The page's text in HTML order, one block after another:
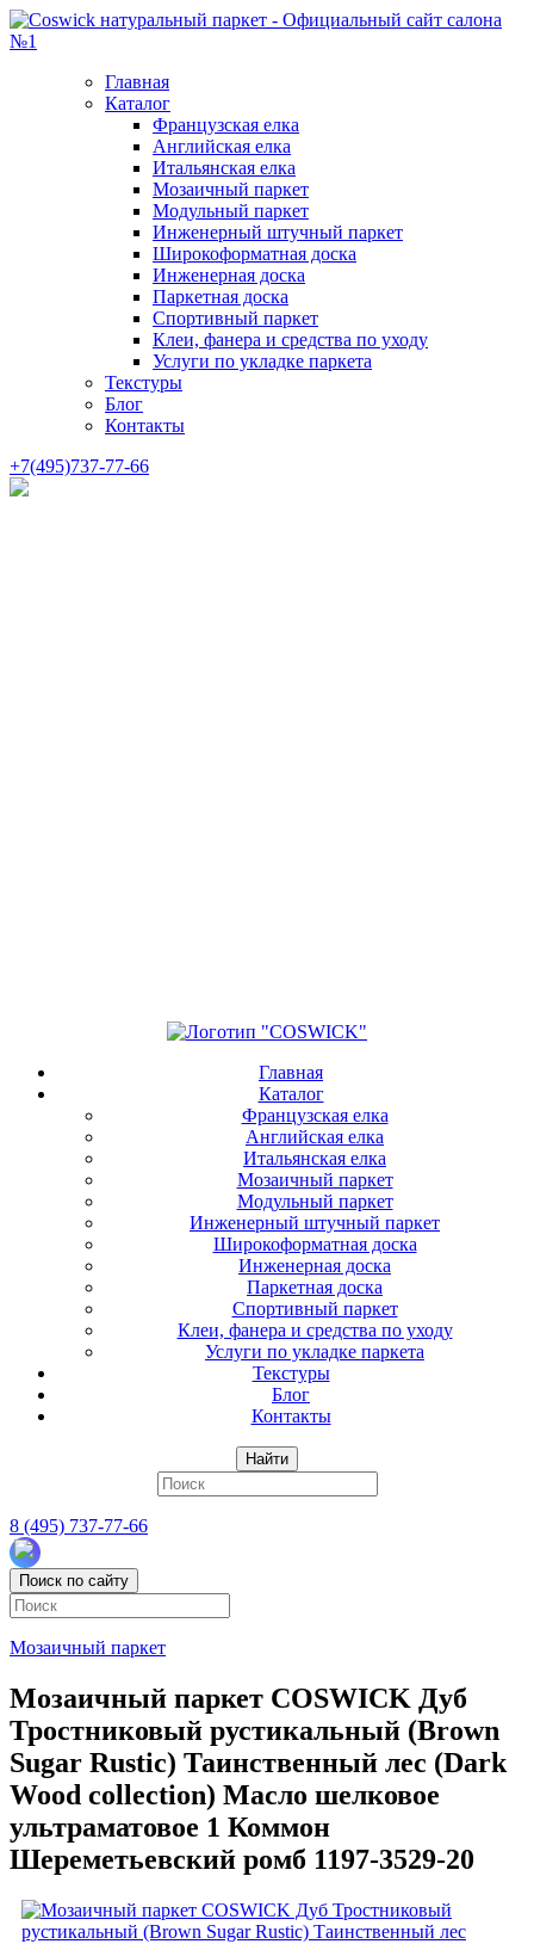
Главная
Каталог
Французская елка
Английская елка
Итальянская елка
Мозаичный паркет
Модульный паркет
Инженерный штучный паркет
Широкоформатная доска
Инженерная доска
Паркетная доска
Спортивный паркет
Клеи, фанера и средства по уходу
Услуги по укладке паркета
Текстуры
Блог
Контакты
+7(495)737-77-66
Главная
Каталог
Французская елка
Английская елка
Итальянская елка
Мозаичный паркет
Модульный паркет
Инженерный штучный паркет
Широкоформатная доска
Инженерная доска
Паркетная доска
Спортивный паркет
Клеи, фанера и средства по уходу
Услуги по укладке паркета
Текстуры
Блог
Контакты
Найти
8 (495) 737-77-66
Поиск по сайту
Мозаичный паркет
Мозаичный паркет COSWICK Дуб
Тростниковый рустикальный (Brown
Sugar Rustic) Таинственный лес (Dark
Wood collection) Масло шелковое
ультраматовое 1 Коммон
Шереметьевский ромб 1197-3529-20